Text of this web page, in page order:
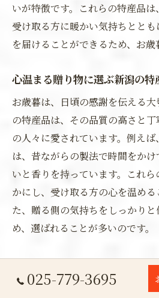
いが特徴です。これらの特産品は
受け取る方に暖かい気持ちとと
を届けることができるため、お歳
心温まる贈り物に選ぶ新潟の特
お歳暮は、日頃の感謝を伝える
の特産品は、その品質の高さと
の人々に愛されています。例え
は、昔ながらの製法で時間をか
いと香りを持っています。これ
かにし、受け取る方の心を温め
た、贈る側の気持ちをしっかりと
め、選ばれることが多いのです。
新潟の冬特産品で贈る感謝の気
新潟の冬特産品は、お歳暮にぴ
025-779-3695